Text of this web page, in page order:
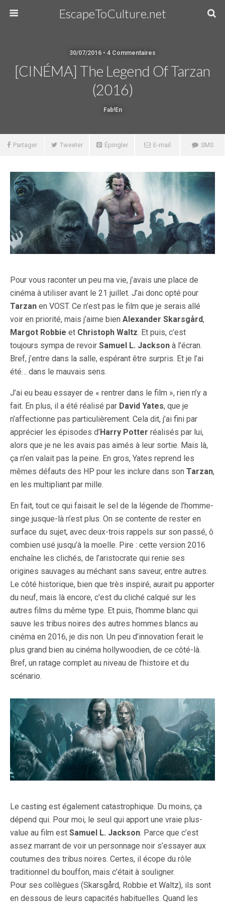
EscapeToCulture.net
30/07/2016 • 4 Commentaires
[CINÉMA] The Legend Of Tarzan
(2016)
Fab!en
Partager Tweeter Épingler E-mail SMS
Pour vous raconter un peu ma vie, j’avais une place de
cinéma à utiliser avant le 21 juillet. J’ai donc opté pour
Tarzan en VOST. Ce n’est pas le film que je serais allé
voir en priorité, mais j’aime bien Alexander Skarsgård,
Margot Robbie et Christoph Waltz. Et puis, c’est
toujours sympa de revoir Samuel L. Jackson à l’écran.
Bref, j’entre dans la salle, espérant être surpris. Et je l’ai
été… dans le mauvais sens.
J’ai eu beau essayer de « rentrer dans le film », rien n’y a
fait. En plus, il a été réalisé par David Yates, que je
n’affectionne pas particulièrement. Cela dit, j’ai fini par
apprécier les épisodes d’Harry Potter réalisés par lui,
alors que je ne les avais pas aimés à leur sortie. Mais là,
ça n’en valait pas la peine. En gros, Yates reprend les
mêmes défauts des HP pour les inclure dans son Tarzan,
en les multipliant par mille.
En fait, tout ce qui faisait le sel de la légende de l’homme-
singe jusque-là n’est plus. On se contente de rester en
surface du sujet, avec deux-trois rappels sur son passé, ô
combien usé jusqu’à la moelle. Pire : cette version 2016
enchaîne les clichés, de l’aristocrate qui renie ses
origines sauvages au méchant sans saveur, entre autres.
Le côté historique, bien que très inspiré, aurait pu apporter
du neuf, mais là encore, c’est du cliché calqué sur les
autres films du même type. Et puis, l’homme blanc qui
sauve les tribus noires des autres hommes blancs au
cinéma en 2016, je dis non. Un peu d’innovation ferait le
plus grand bien au cinéma hollywoodien, de ce côté-là.
Bref, un ratage complet au niveau de l’histoire et du
scénario.
Le casting est également catastrophique. Du moins, ça
dépend qui. Pour moi, le seul qui apport une vraie plus-
value au film est Samuel L. Jackson. Parce que c’est
assez marrant de voir un personnage noir s’essayer aux
coutumes des tribus noires. Certes, il écope du rôle
traditionnel du bouffon, mais c’était à souligner.
Pour ses collègues (Skarsgård, Robbie et Waltz), ils sont
en dessous de leurs capacités habituelles. Quand les